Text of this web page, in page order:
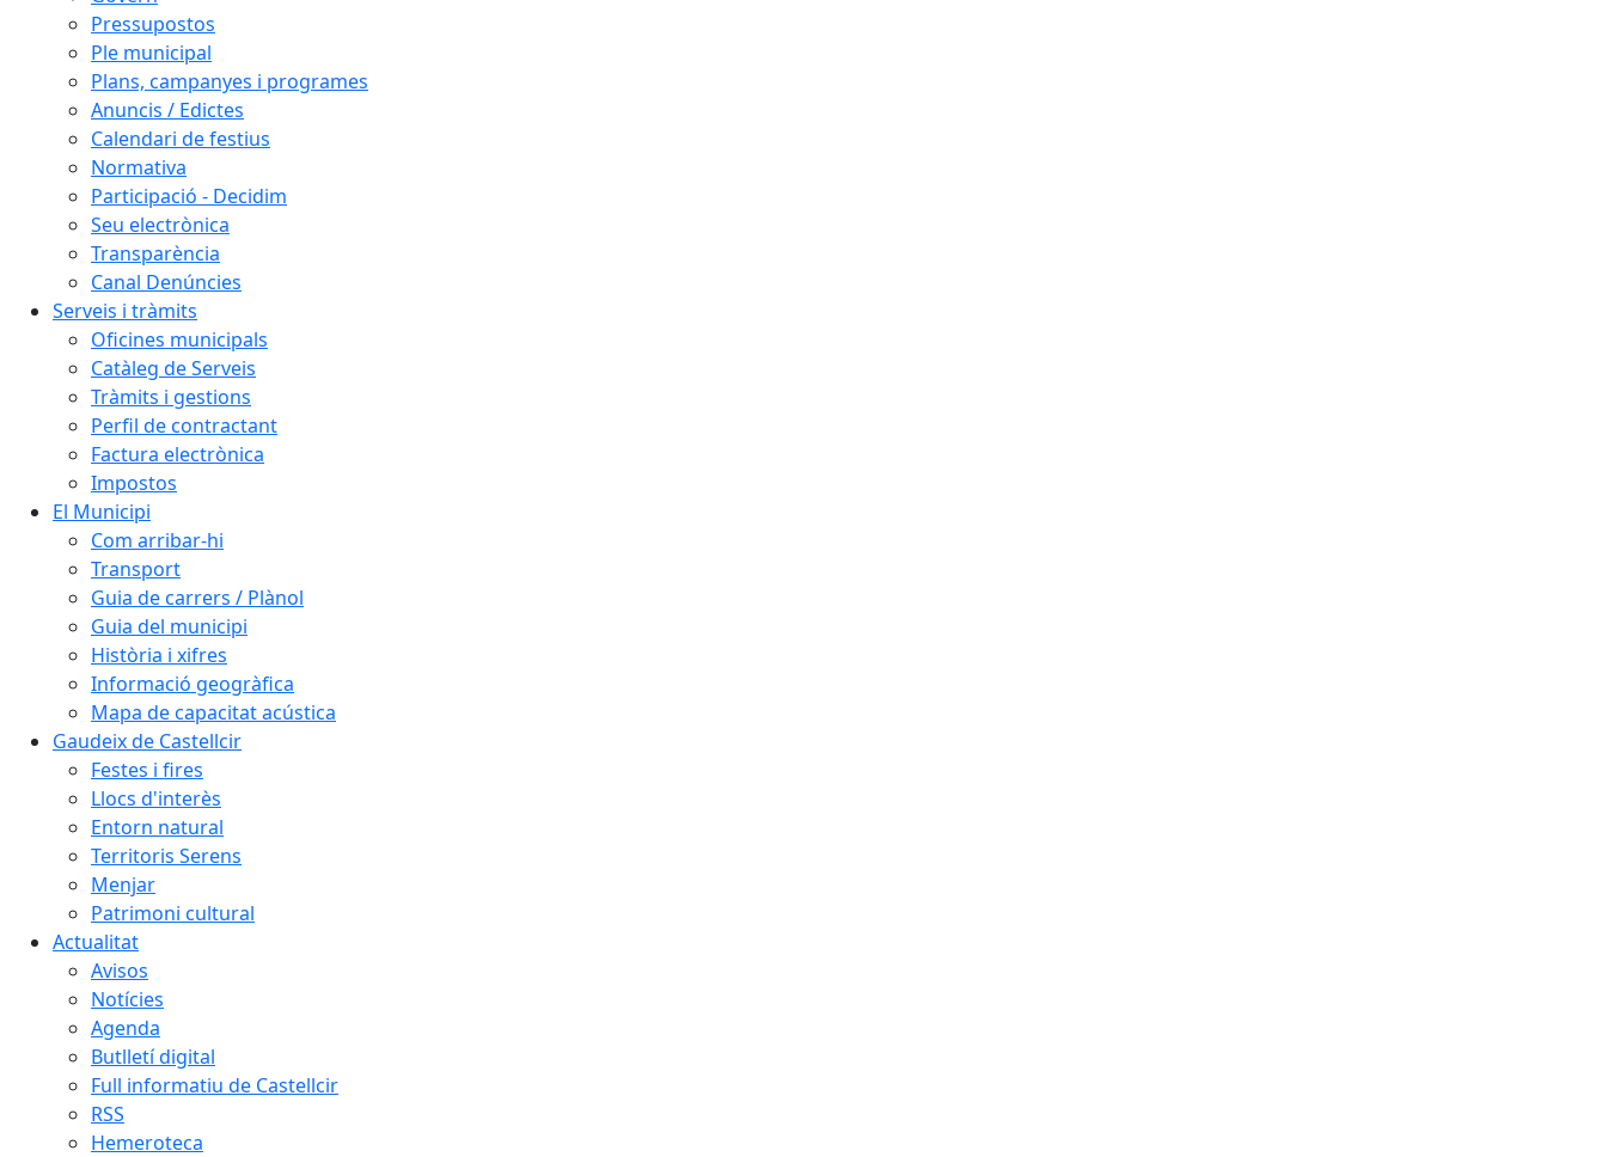
Pressupostos
Ple municipal
Plans, campanyes i programes
Anuncis / Edictes
Calendari de festius
Normativa
Participació - Decidim
Seu electrònica
Transparència
Canal Denúncies
Serveis i tràmits
Oficines municipals
Catàleg de Serveis
Tràmits i gestions
Perfil de contractant
Factura electrònica
Impostos
El Municipi
Com arribar-hi
Transport
Guia de carrers / Plànol
Guia del municipi
Història i xifres
Informació geogràfica
Mapa de capacitat acústica
Gaudeix de Castellcir
Festes i fires
Llocs d'interès
Entorn natural
Territoris Serens
Menjar
Patrimoni cultural
Actualitat
Avisos
Notícies
Agenda
Butlletí digital
Full informatiu de Castellcir
RSS
Hemeroteca